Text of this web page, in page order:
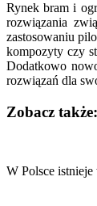
Rynek bram i
rozwiązania
zastosowaniu
kompozyty czy
Dodatkowo
rozwiązań dla
Zobacz także:
W Polsce
wpisu